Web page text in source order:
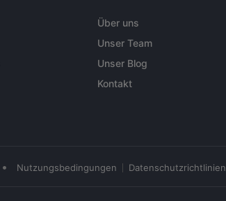
Über uns
Unser Team
Unser Blog
Kontakt
• Nutzungsbedingungen Datenschutzrichtlinien